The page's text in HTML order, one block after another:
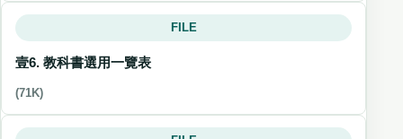
FILE
壹6. 教科書選用一覽表
(71K)